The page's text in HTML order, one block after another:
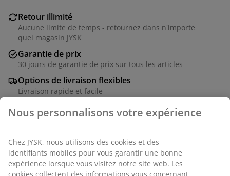
Retour illimité
Aucune limite de temps - retournez dans n'importe
quel magasin JYSK
Garantie de prix
30 jours de garantie de prix sur tous les articles
Options de livraison flexibles
Livraison rapide et facile
Placage décoratif. l60 x L120 x H76 cm
Numéro d’article: 3670187
Instructions de montage